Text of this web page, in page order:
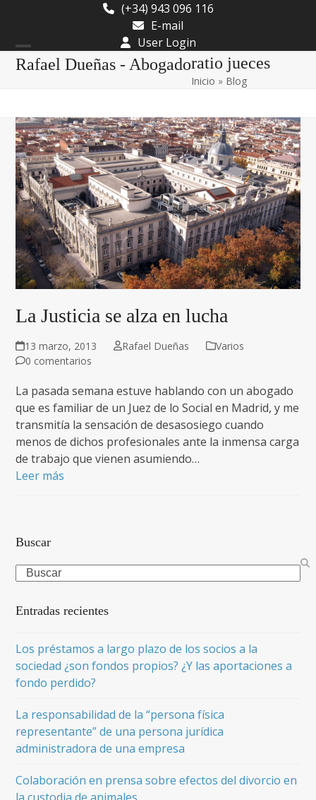
content
(+34) 943 096 116
E-mail
User Login
Rafael Dueñas - Abogado
Open
Close
ratio jueces
Inicio » Blog
La Justicia se alza en lucha
13 marzo, 2013 Rafael Dueñas
Varios
0 comentarios
La pasada semana estuve hablando con un abogado
que es familiar de un Juez de lo Social en Madrid, y me
transmitía la sensación de desasosiego cuando
menos de dichos profesionales ante la inmensa carga
de trabajo que vienen asumiendo…
Leer más
Buscar
Search
Entradas recientes
Los préstamos a largo plazo de los socios a la
sociedad ¿son fondos propios? ¿Y las aportaciones a
fondo perdido?
La responsabilidad de la “persona física
representante” de una persona jurídica
administradora de una empresa
Colaboración en prensa sobre efectos del divorcio en
la custodia de animales